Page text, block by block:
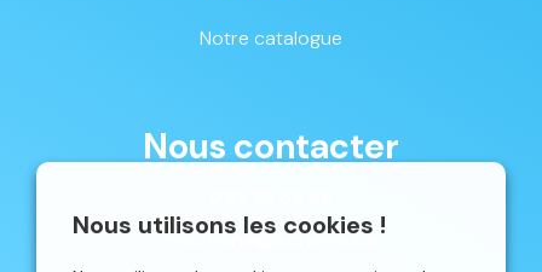
Nous utilisons les cookies !
Notre catalogue
Nous contacter
mschene@schene.be